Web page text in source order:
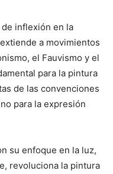
inflexión en la
a movimientos
el Fauvismo y el
para la pintura
de las convenciones
para la expresión
su enfoque en la luz,
revoluciona la pintura